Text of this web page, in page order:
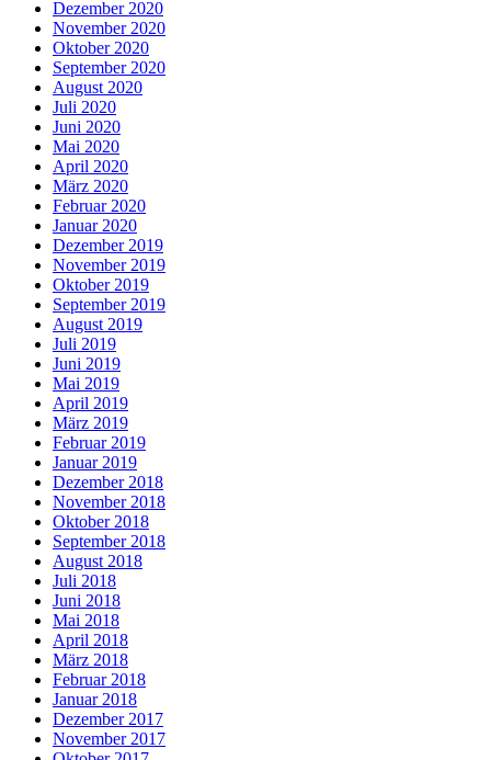
Dezember 2020
November 2020
Oktober 2020
September 2020
August 2020
Juli 2020
Juni 2020
Mai 2020
April 2020
März 2020
Februar 2020
Januar 2020
Dezember 2019
November 2019
Oktober 2019
September 2019
August 2019
Juli 2019
Juni 2019
Mai 2019
April 2019
März 2019
Februar 2019
Januar 2019
Dezember 2018
November 2018
Oktober 2018
September 2018
August 2018
Juli 2018
Juni 2018
Mai 2018
April 2018
März 2018
Februar 2018
Januar 2018
Dezember 2017
November 2017